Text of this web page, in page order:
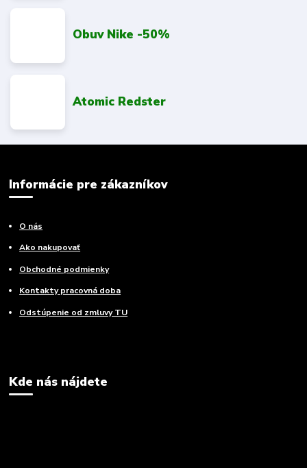
Obuv Nike -50%
Atomic Redster
Informácie pre zákazníkov
O nás
Ako nakupovať
Obchodné podmienky
Kontakty pracovná doba
Odstúpenie od zmluvy TU
Kde nás nájdete